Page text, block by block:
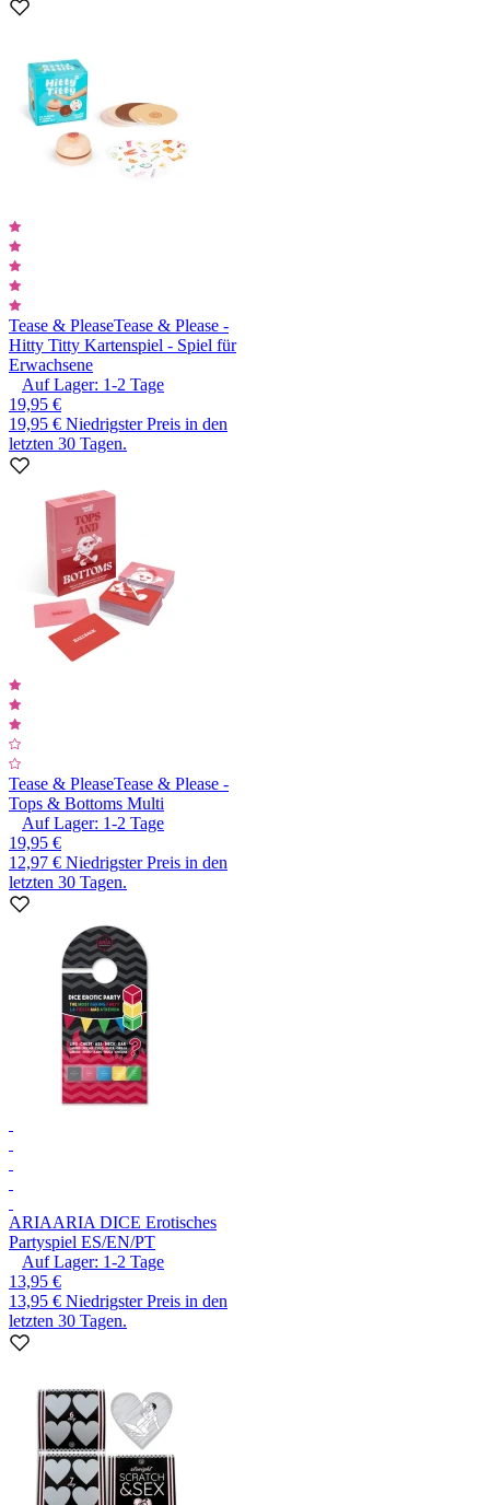
Tease & PleaseTease & Please -
Hitty Titty Kartenspiel - Spiel für
Erwachsene
Auf Lager: 1-2 Tage
19,95 €
19,95 € Niedrigster Preis in den
letzten 30 Tagen.
Tease & PleaseTease & Please -
Tops & Bottoms Multi
Auf Lager: 1-2 Tage
19,95 €
12,97 € Niedrigster Preis in den
letzten 30 Tagen.
ARIAARIA DICE Erotisches
Partyspiel ES/EN/PT
Auf Lager: 1-2 Tage
13,95 €
13,95 € Niedrigster Preis in den
letzten 30 Tagen.